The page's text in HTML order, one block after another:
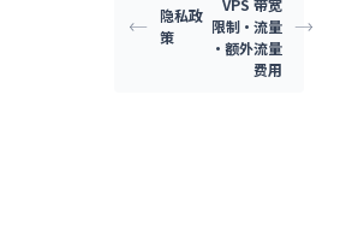
隐私政
策
VPS 带宽
限制·流量
·额外流量
费用